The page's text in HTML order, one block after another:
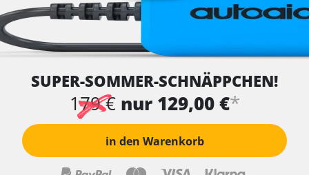
SUPER-SOMMER-SCHNÄPPCHEN!
179 € nur 129,00 €*
in den Warenkorb